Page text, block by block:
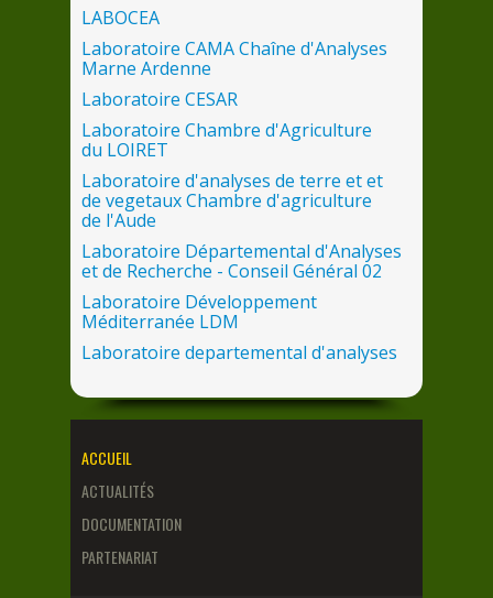
LABOCEA
Laboratoire CAMA Chaîne d'Analyses
Marne Ardenne
Laboratoire CESAR
Laboratoire Chambre d'Agriculture
du LOIRET
Laboratoire d'analyses de terre et et
de vegetaux Chambre d'agriculture
de l'Aude
Laboratoire Départemental d'Analyses
etde Recherche - Conseil Général 02
Laboratoire Développement
Méditerranée LDM
Laboratoire departemental d'analyses
Laboratoire LARCA Chambre Régionale
d'AgriculturedesPaysdeLoire
Laboratoire Proxilabo
Laboratoire Public Labos
LILANO
QUALYSE
ACCUEIL
ACTUALITÉS
DOCUMENTATION
PARTENARIAT